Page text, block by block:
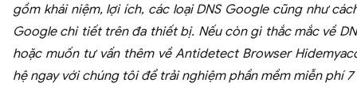
gồm khái niệm, lợi ích, các loại DNS Google cũng như
Google chi tiết trên đa thiết bị. Nếu còn gì thắc mắc về
hoặc muốn tư vấn thêm về Antidetect Browser
hệ ngay với chúng tôi để trải nghiệm phần mềm miễn phí